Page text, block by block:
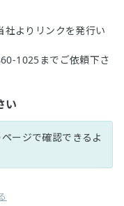
社よりリンクを発行い
1025までご依頼下さ
い
ージで確認できるよ